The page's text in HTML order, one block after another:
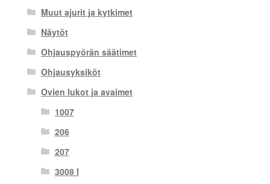
Muut ajurit ja kytkimet
Näytöt
Ohjauspyörän säätimet
Ohjausyksiköt
Ovien lukot ja avaimet
1007
206
207
3008 I